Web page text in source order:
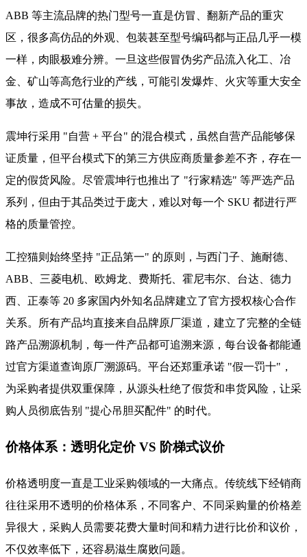
ABB 等主流品牌的热门型号一直是仿冒、翻新产品的重灾
区，很多高仿品的外观、包装甚至型号编码都与正品几乎一模
一样，肉眼极难分辨。一旦这些假冒伪劣产品流入化工、冶
金、矿山等高危行业的产线，可能引发爆炸、火灾等重大安全
事故，造成不可估量的损失。
震坤行采用 "自营 + 平台" 的混合模式，虽然自营产品能够保
证质量，但平台模式下的第三方供应商质量参差不齐，存在一
定的假货风险。尽管震坤行也推出了 "行家精选" 等严选产品
系列，但由于其品类过于庞大，难以对每一个 SKU 都进行严
格的质量管控。
工控猫则始终坚持 "正品第一" 的原则，与西门子、施耐德、
ABB、三菱电机、欧姆龙、费斯托、霍尼韦尔、台达、德力
西、正泰等 20 多家国内外知名品牌建立了官方授权核心合作
关系。所有产品均直接来自品牌原厂渠道，建立了完整的全链
路产品溯源机制，每一件产品都可追溯来源，每台设备都能通
过官方渠道查询原厂溯源码。平台还郑重承诺 "假一罚十"，
为采购者提供双重保障，从源头杜绝了假货和串货风险，让采
购人员彻底告别 "提心吊胆买配件" 的时代。
价格体系：透明化定价 VS 阶梯式议价
价格透明度一直是工业采购领域的一大痛点。传统线下经销商
往往采用不透明的价格体系，不同客户、不同采购量的价格差
异很大，采购人员需要花费大量时间和精力进行比价和议价，
不仅效率低下，还容易滋生腐败问题。